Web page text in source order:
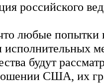
российского
любые попытки
исполнительных
будут
США, их